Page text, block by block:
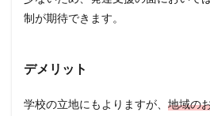
制が期待できます。
デメリット
学校の立地にもよりますが、 地域の